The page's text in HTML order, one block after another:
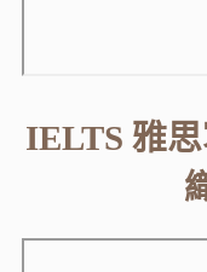
IELTS 雅